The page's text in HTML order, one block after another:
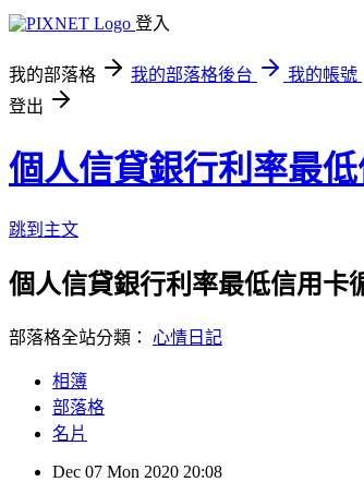
登入
我的部落格 我的部落格後台
我的帳號
登出
個人信貸銀行利率最
跳到主文
個人信貸銀行利率最低信用卡
部落格全站分類： 心情日記
相簿
部落格
名片
Dec 07 Mon 2020 20:08